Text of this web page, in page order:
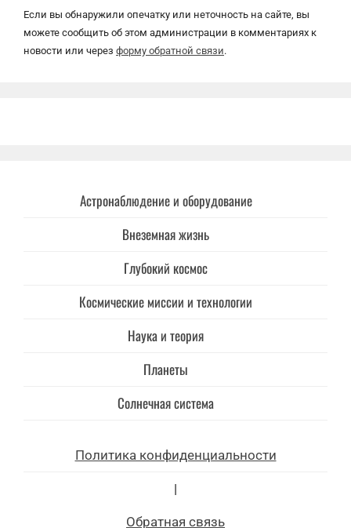
Если вы обнаружили опечатку или неточность на сайте, вы
можете сообщить об этом администрации в комментариях к
новости или через форму обратной связи.
Астронаблюдение и оборудование
Внеземная жизнь
Глубокий космос
Космические миссии и технологии
Наука и теория
Планеты
Солнечная система
Политика конфиденциальности
|
Обратная связь